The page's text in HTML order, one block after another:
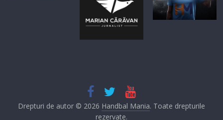
Drepturi de autor © 2026 Handbal Mania. Toate drepturile
rezervate.